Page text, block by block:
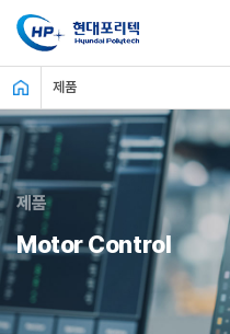
제품
제품
Motor Control